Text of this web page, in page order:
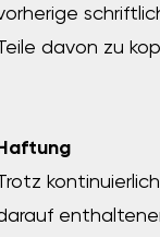
davon zu
Haftung